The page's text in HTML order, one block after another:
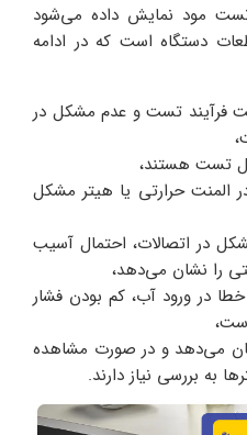
تست مود نمایش داده می‌شود
دستگاه است که در ادامه
فرآیند تست و عدم مشکل در
تست هستند،
المنت‌ حرارتی یا هیتر مشکل
در اتصالات، احتمال آسیب‌
را نشان می‌دهد،
در ورود آب، کم بودن فشار
می‌دهد و در صورت مشاهده
به بررسی نیاز دارند.